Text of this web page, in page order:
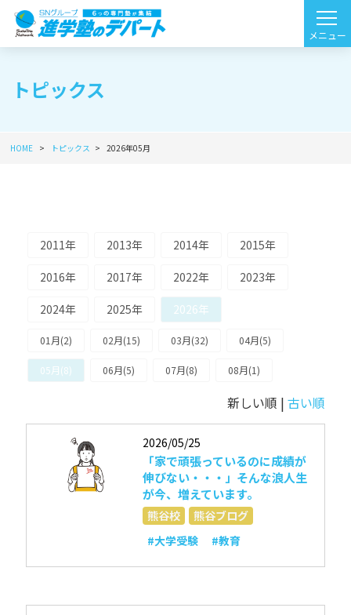
トピックス
HOME トピックス 2026年05月
2011年 2013年 2014年 2015年
2016年 2017年 2022年 2023年
2024年 2025年 2026年
01月(2) 02月(15) 03月(32) 04月(5)
05月(8) 06月(5) 07月(8) 08月(1)
新しい順 | 古い順
2026/05/25
「家で頑張っているのに成績が
伸びない・・・」そんな浪人生
が今、増えています。
熊谷校
熊谷ブログ
#大学受験
#教育